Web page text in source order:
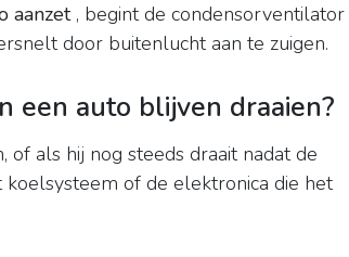
aanzet, begint de condensorventilator
door buitenlucht aan te zuigen.
een auto blijven draaien?
of als hij nog steeds draait nadat de
of de elektronica die het